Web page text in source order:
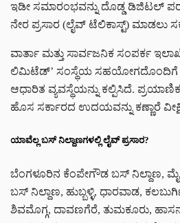
ಇಡೀ ಸಮಾರಂಭವನ್ನು ದೊಡ್ಡ ಡಿಜಿಟಲ್
ನೇರ ಪ್ರಸಾರ (ಲೈವ್ ಟೆಲಿಕಾಸ್ಟ್) ಮಾಡಲು
ವಾರ್ತಾ ಮತ್ತು ಸಾರ್ವಜನಿಕ ಸಂಪರ್ಕ
ಲಿಮಿಟೆಡ್’ ಸಂಸ್ಥೆಯ ಸಹಯೋಗದೊಂದಿಗೆ ಈ
ಆಧಾರಿತ ವ್ಯವಸ್ಥೆಯನ್ನು ಕಲ್ಪಿಸಿದೆ.
ಹೊಸ ಸರ್ಕಾರದ ಉದಯವನ್ನು ಕಣ್ಣಾರೆ
ಯಾವೆಲ್ಲ ಬಸ್ ನಿಲ್ದಾಣಗಳಲ್ಲಿ ಲೈವ್ ಪ್ರಸಾರ?
ಬೆಂಗಳೂರಿನ ಕೆಂಪೇಗೌಡ ಬಸ್ ನಿಲ್ದಾಣ,
ಬಸ್ ನಿಲ್ದಾಣ, ಹುಬ್ಬಳ್ಳಿ, ಧಾರವಾಡ,
ಶಿವಮೊಗ್ಗ, ದಾವಣಗೆರೆ, ತುಮಕೂರು,